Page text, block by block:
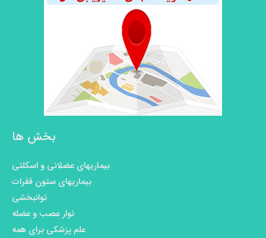
بخش ها
بیماریهای عضلانی و اسکلتی
بیماریهای ستون فقرات
توانبخشی
نوار عصب و عضله
علم پزشکی برای همه